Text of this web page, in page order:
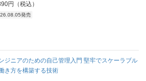
円（税込）
発売
ジニアのための自己管理入門 堅牢でスケーラブル
き方を構築する技術